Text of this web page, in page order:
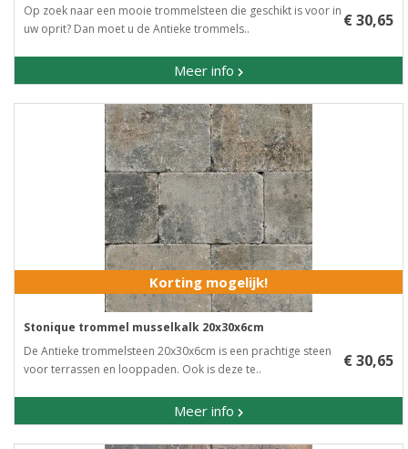
Op zoek naar een mooie trommelsteen die geschikt is voor in
uw oprit? Dan moet u de Antieke trommels..
Meer info
€ 30,65
Korting mogelijk!
Stonique trommel musselkalk 20x30x6cm
De Antieke trommelsteen 20x30x6cm is een prachtige steen
voor terrassen en looppaden. Ook is deze te..
Meer info
€ 30,65